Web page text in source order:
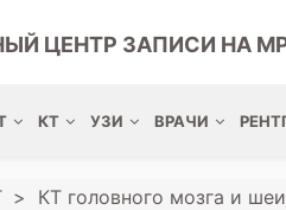
ЦЕНТР ЗАПИСИ НА
КТ УЗИ ВРАЧИ
КТ головного мозга и шеи